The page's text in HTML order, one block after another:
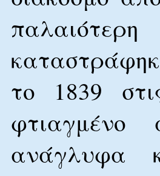
το 1839
ανάγλυφα